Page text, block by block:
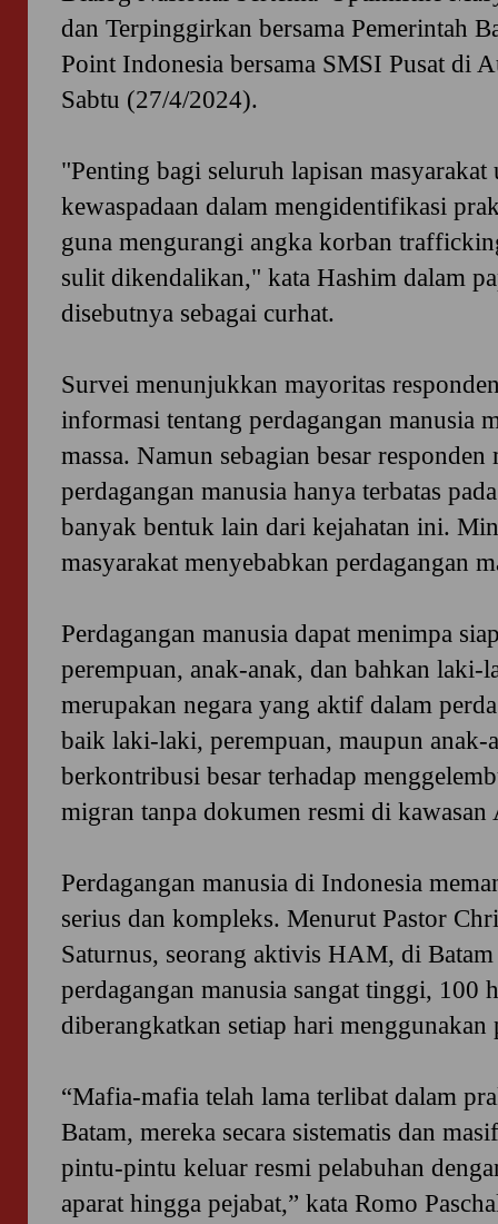
dan Terpinggirkan bersama Pemerintah
Point Indonesia bersama SMSI Pusat di
Sabtu (27/4/2024).
"Penting bagi seluruh lapisan
kewaspadaan dalam mengidentifikasi
guna mengurangi angka korban
sulit dikendalikan," kata Hashim dalam
disebutnya sebagai curhat.
Survei menunjukkan mayoritas
informasi tentang perdagangan manusia
massa. Namun sebagian besar responden
perdagangan manusia hanya terbatas
banyak bentuk lain dari kejahatan ini.
masyarakat menyebabkan perdagangan
Perdagangan manusia dapat menimpa
perempuan, anak-anak, dan bahkan laki-
merupakan negara yang aktif dalam
baik laki-laki, perempuan, maupun anak-
berkontribusi besar terhadap
migran tanpa dokumen resmi di kawasan
Perdagangan manusia di Indonesia
serius dan kompleks. Menurut Pastor
Saturnus, seorang aktivis HAM, di
perdagangan manusia sangat tinggi, 100
diberangkatkan setiap hari
“Mafia-mafia telah lama terlibat dalam
Batam, mereka secara sistematis dan
pintu-pintu keluar resmi pelabuhan
aparat hingga pejabat,” kata Romo